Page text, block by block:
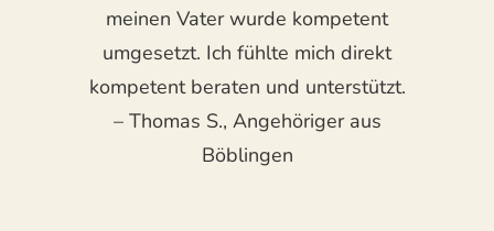
meinen Vater wurde kompetent
umgesetzt. Ich fühlte mich direkt
kompetent beraten und unterstützt.
– Thomas S., Angehöriger aus
Böblingen